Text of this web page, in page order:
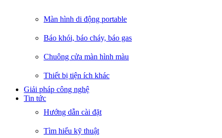
Màn hình di động portable
Báo khói, báo cháy, báo gas
Chuông cửa màn hình màu
Thiết bị tiện ích khác
Giải pháp công nghệ
Tin tức
Hướng dẫn cài đặt
Tìm hiểu kỹ thuật